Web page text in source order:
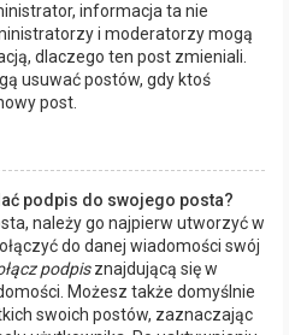
informacja ta nie
i moderatorzy mogą
dlaczego ten post zmieniali.
usuwać postów, gdy ktoś
post.
podpis do swojego posta?
należy go najpierw utworzyć w
do danej wiadomości swój
podpisznajdującą się w
Możesz także domyślnie
swoich postów, zaznaczając